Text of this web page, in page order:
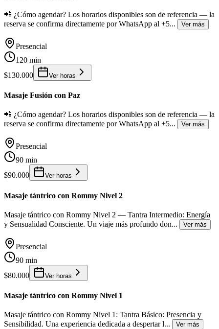
📲 ¿Cómo agendar? Los horarios disponibles son de referencia — la
reserva se confirma directamente por WhatsApp al +5... Ver más
Presencial
120 min
$130.000
Ver horas
Masaje Fusión con Paz
📲 ¿Cómo agendar? Los horarios disponibles son de referencia — la
reserva se confirma directamente por WhatsApp al +5... Ver más
Presencial
90 min
$90.000
Ver horas
Masaje tántrico con Rommy Nivel 2
Masaje tántrico con Rommy Nivel 2 — Tantra Intermedio: Energía
y Sensualidad Consciente. Un viaje más profundo don... Ver más
Presencial
90 min
$80.000
Ver horas
Masaje tántrico con Rommy Nivel 1
Masaje tántrico con Rommy Nivel 1: Tantra Básico: Presencia y
Sensibilidad. Una experiencia dedicada a despertar l... Ver más